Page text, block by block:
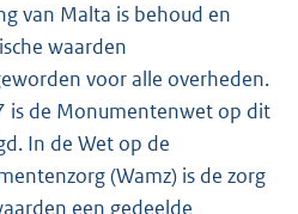
van Malta is behoud en
waarden
voor alle overheden.
is de Monumentenwet op dit
In de Wet op de
(Wamz) is de zorg
een gedeelde